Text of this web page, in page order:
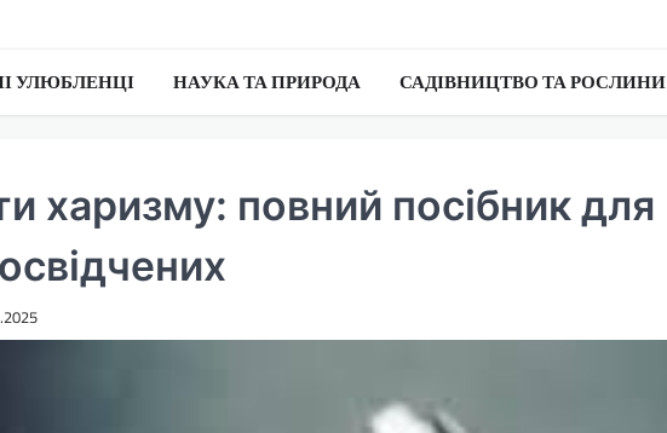
УЛЮБЛЕНЦІ НАУКА ТА ПРИРОДА САДІВНИЦТВО ТА РОСЛИНИ
харизму: повний посібник для